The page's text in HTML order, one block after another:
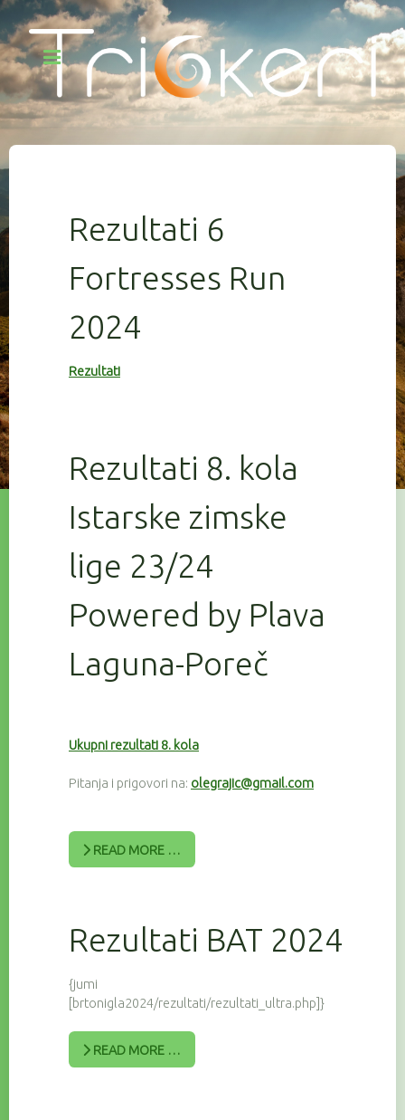
Rezultati 6
Fortresses Run
2024
Rezultati
Rezultati 8. kola
Istarske zimske
lige 23/24
Powered by Plava
Laguna-Poreč
Ukupni rezultati 8. kola
Pitanja i prigovori na: olegrajic@gmail.com
READ MORE …
Rezultati BAT 2024
{jumi
[brtonigla2024/rezultati/rezultati_ultra.php]}
READ MORE …